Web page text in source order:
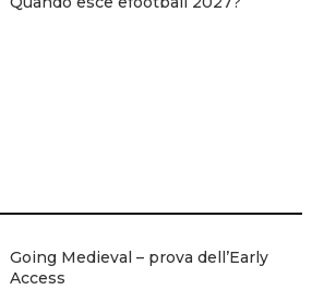
Going Medieval – prova dell’Early
Access